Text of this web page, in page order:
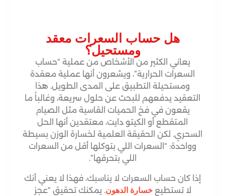
هل حساب السعرات معقد
ومستحيل؟
يعاني الكثير من الأشخاص من عملية “حساب
السعرات الحرارية”، ويشعرون أنها عملية معقدة
ومستحيلة التطبيق على المدى الطويل. هذا
التعقيد يدفعهم للبحث عن حلول سريعة، وغالباً ما
يقعون في فخ الحميات القاسية مثل الصيام
المتقطع أو الكيتو دايت، معتقدين أنها الحل
السحري. لكن الحقيقة العلمية لخسارة الوزن بسيطة
وواحدة: “السعرات اللي بتوكلها أقل من السعرات
اللي بتحرقها”.
إذا كان حساب السعرات لا يناسبك، فهذا لا يعني أنك
لا تستطيعخسارة الدهون. يمكنك تحقيق “عجز